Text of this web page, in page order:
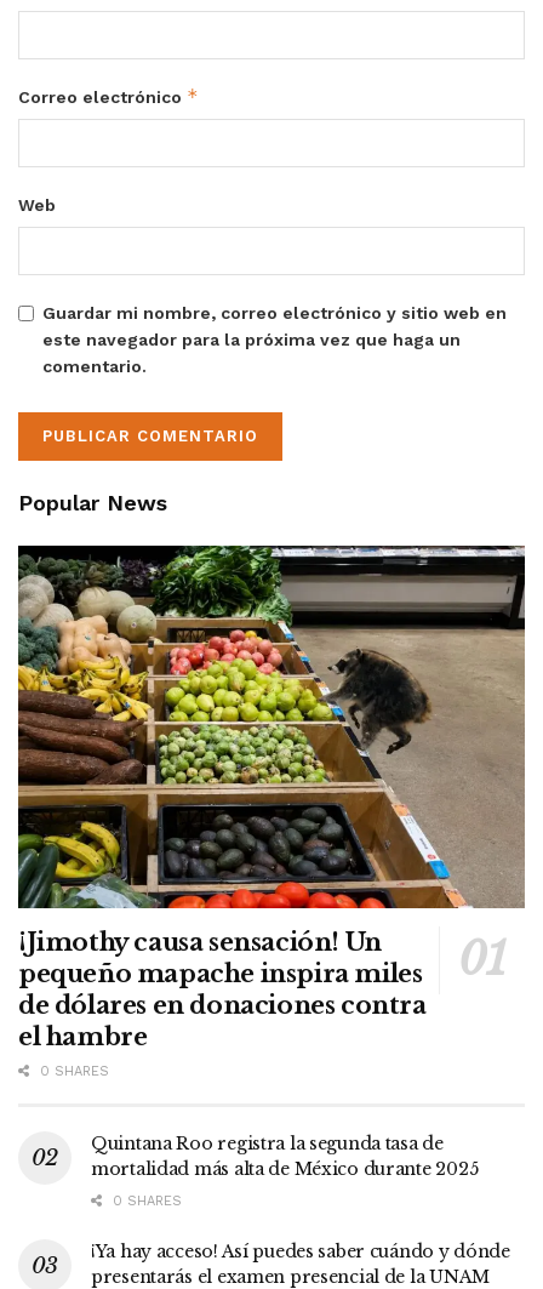
Correo electrónico *
Web
Guardar mi nombre, correo electrónico y sitio web en
este navegador para la próxima vez que haga un
comentario.
Popular News
¡Jimothy causa sensación! Un
pequeño mapache inspira miles
de dólares en donaciones contra
el hambre
0 SHARES
Quintana Roo registra la segunda tasa de
mortalidad más alta de México durante 2025
0 SHARES
¡Ya hay acceso! Así puedes saber cuándo y dónde
presentarás el examen presencial de la UNAM